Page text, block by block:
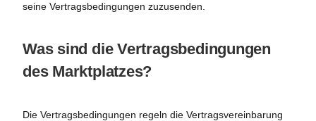
seine Vertragsbedingungen zuzusenden.
Was sind die Vertragsbedingungen
des Marktplatzes?
Die Vertragsbedingungen regeln die Vertragsvereinbarung